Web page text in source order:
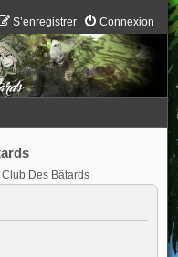
Connexion
S’enregistrer
Des Bâtards